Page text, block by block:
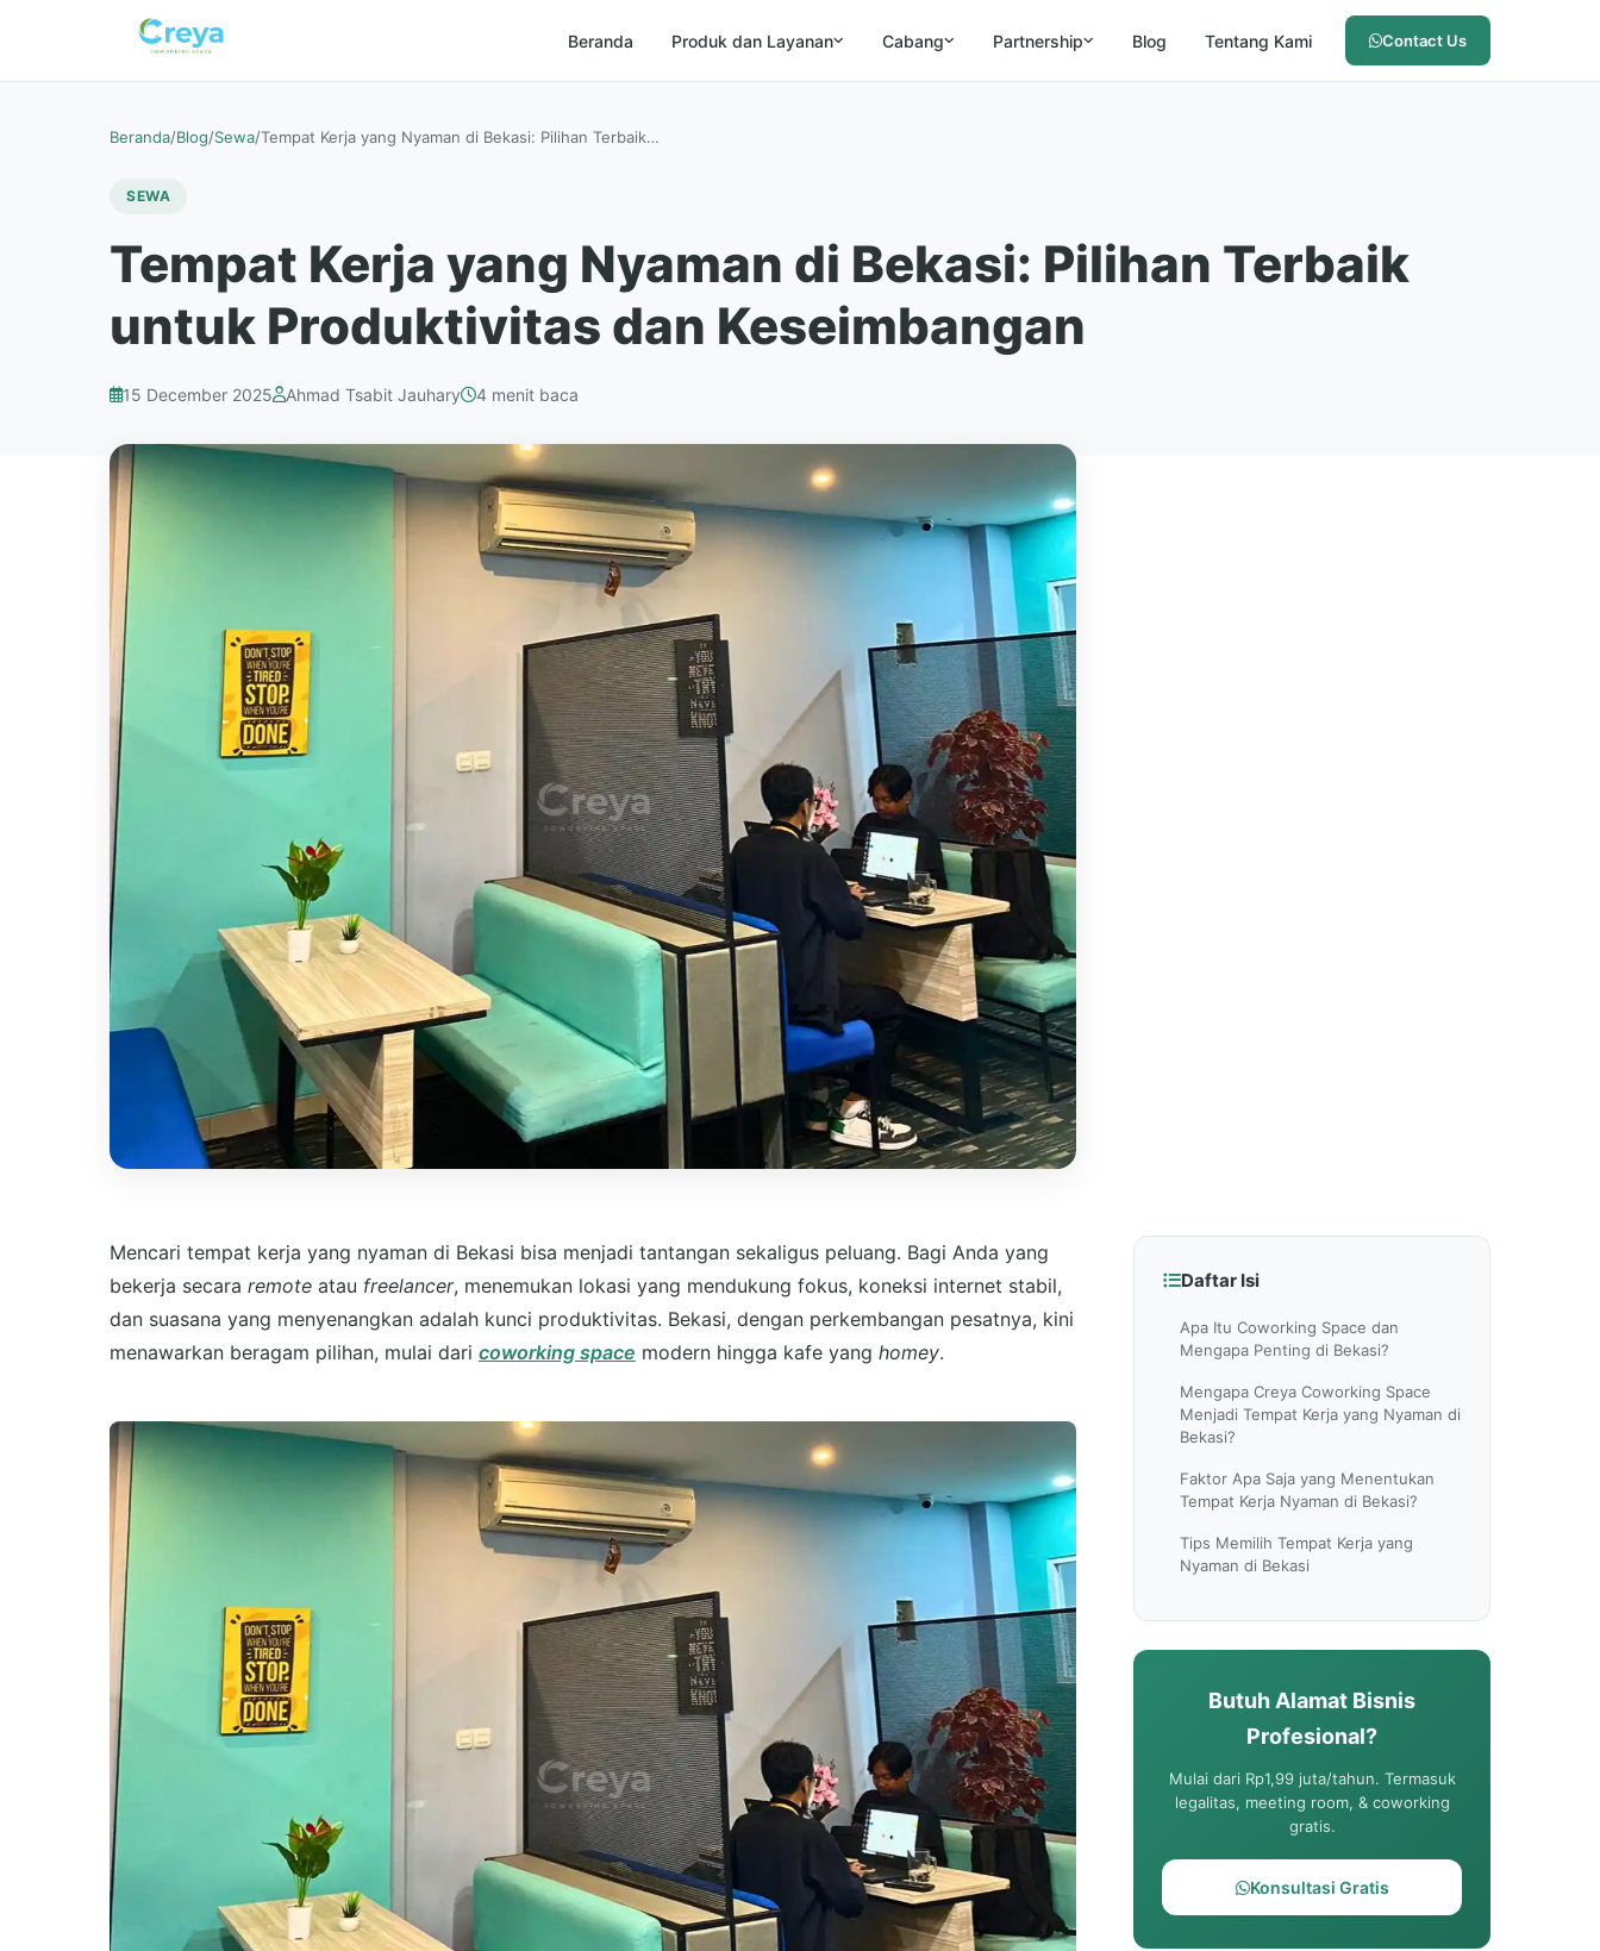
Beranda Produk dan Layanan Cabang Partnership Blog Tentang Kami Contact Us
Beranda/Blog/Sewa/Tempat Kerja yang Nyaman di Bekasi: Pilihan Terbaik…
SEWA
Tempat Kerja yang Nyaman di Bekasi: Pilihan Terbaik
untuk Produktivitas dan Keseimbangan
15 December 2025 Ahmad Tsabit Jauhary 4 menit baca
Mencari tempat kerja yang nyaman di Bekasi bisa menjadi tantangan sekaligus peluang. Bagi Anda yang
bekerja secara remote atau freelancer, menemukan lokasi yang mendukung fokus, koneksi internet stabil,
dan suasana yang menyenangkan adalah kunci produktivitas. Bekasi, dengan perkembangan pesatnya, kini
menawarkan beragam pilihan, mulai dari coworking space modern hingga kafe yang homey.
Daftar Isi
Apa Itu Coworking Space dan
Mengapa Penting di Bekasi?
Mengapa Creya Coworking Space
Menjadi Tempat Kerja yang Nyaman di
Bekasi?
Faktor Apa Saja yang Menentukan
Tempat Kerja Nyaman di Bekasi?
Tips Memilih Tempat Kerja yang
Nyaman di Bekasi
Butuh Alamat Bisnis
Profesional?
Mulai dari Rp1,99 juta/tahun. Termasuk
legalitas, meeting room, & coworking
gratis.
Konsultasi Gratis